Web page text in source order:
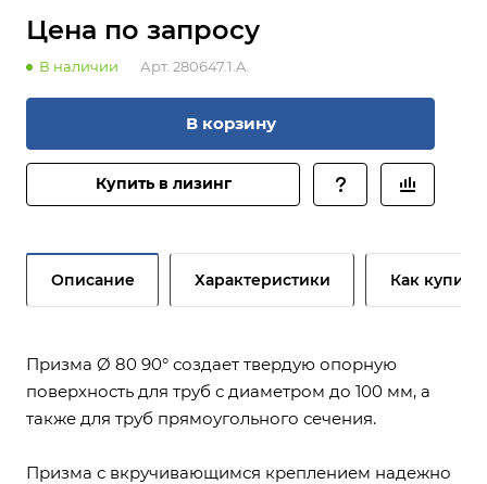
Цена по запросу
В наличии Арт. 280647.1.A.
В корзину
Купить в лизинг
Описание Характеристики Как купить
Призма Ø 80 90° создает твердую опорную
поверхность для труб с диаметром до 100 мм, а
также для труб прямоугольного сечения.
Призма с вкручивающимся креплением надежно